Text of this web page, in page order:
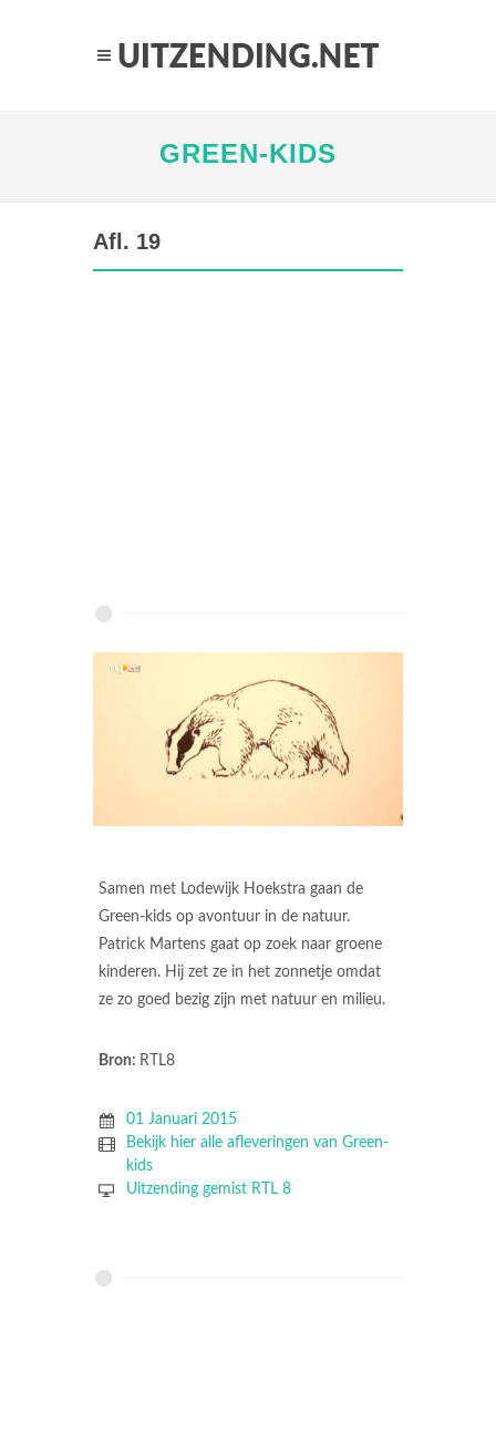
GREEN-KIDS
Afl. 19
Samen met Lodewijk Hoekstra gaan de
Green-kids op avontuur in de natuur.
Patrick Martens gaat op zoek naar groene
kinderen. Hij zet ze in het zonnetje omdat
ze zo goed bezig zijn met natuur en milieu.
Bron: RTL8
01 Januari 2015
Bekijk hier alle afleveringen van Green-
kids
Uitzending gemist RTL 8